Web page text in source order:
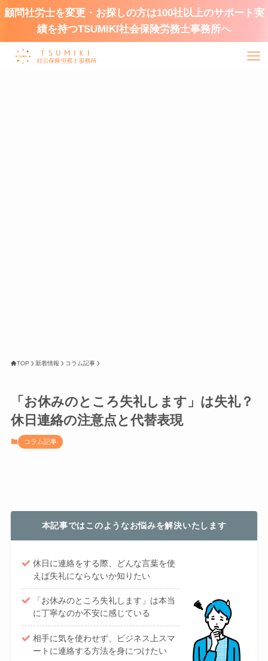
顧問社労士を変更・お探しの方は100社以上のサポート実
績を持つTSUMIKI社会保険労務士事務所へ
TOP 新着情報 コラム記事
「お休みのところ失礼します」は失礼？
休日連絡の注意点と代替表現
コラム記事
本記事ではこのようなお悩みを解決いたします
休日に連絡をする際、どんな言葉を使
えば失礼にならないか知りたい
「お休みのところ失礼します」は本当
に丁寧なのか不安に感じている
相手に気を使わせず、ビジネス上スマ
ートに連絡する方法を身につけたい